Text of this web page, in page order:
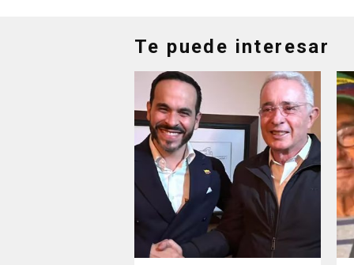
Te puede interesar